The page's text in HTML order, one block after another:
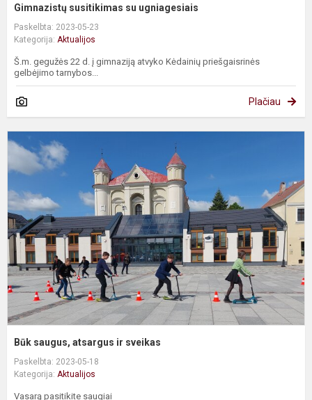
Gimnazistų susitikimas su ugniagesiais
Paskelbta: 2023-05-23
Kategorija: Aktualijos
Š.m. gegužės 22 d. į gimnaziją atvyko Kėdainių priešgaisrinės
gelbėjimo tarnybos...
Plačiau
Būk saugus, atsargus ir sveikas
Paskelbta: 2023-05-18
Kategorija: Aktualijos
Vasarą pasitikite saugiai